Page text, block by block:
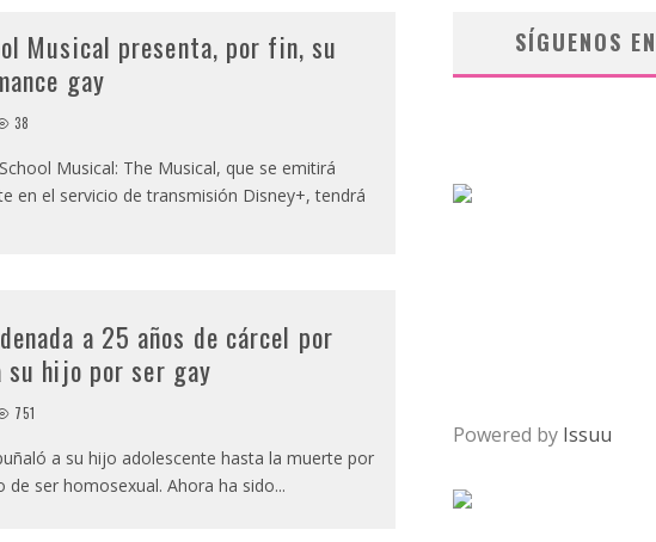
Musical presenta, por fin, su
gay
38
Musical: The Musical, que se emitirá
en el servicio de transmisión Disney+, tendrá
a 25 años de cárcel por
su hijo por ser gay
751
a su hijo adolescente hasta la muerte por
de ser homosexual. Ahora ha sido...
SÍGUENOS
Powered by Issuu